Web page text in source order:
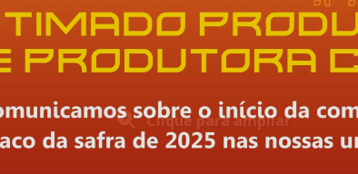
Clique para ampliar